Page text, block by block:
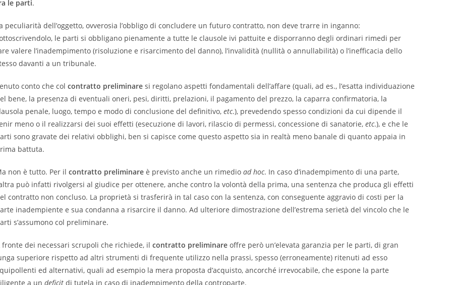
le parti.
peculiarità dell’oggetto, ovverosia l’obbligo di concludere un futuro contratto, non deve trarre in inganno:
le parti si obbligano pienamente a tutte le clausole ivi pattuite e disporranno degli ordinari rimedi per
valere l’inadempimento (risoluzione e risarcimento del danno), l’invalidità (nullità o annullabilità) o l’inefficacia dello
davanti a un tribunale.
conto che col contratto preliminare si regolano aspetti fondamentali dell’affare (quali, ad es., l’esatta individuazione
bene, la presenza di eventuali oneri, pesi, diritti, prelazioni, il pagamento del prezzo, la caparra confirmatoria, la
penale, luogo, tempo e modo di conclusione del definitivo, etc.), prevedendo spesso condizioni da cui dipende il
meno o il realizzarsi dei suoi effetti (esecuzione di lavori, rilascio di permessi, concessione di sanatorie, etc.), e che le
sono gravate dei relativi obblighi, ben si capisce come questo aspetto sia in realtà meno banale di quanto appaia in
battuta.
non è tutto. Per il contratto preliminare è previsto anche un rimedio ad hoc. In caso d’inadempimento di una parte,
può infatti rivolgersi al giudice per ottenere, anche contro la volontà della prima, una sentenza che produca gli effetti
contratto non concluso. La proprietà si trasferirà in tal caso con la sentenza, con conseguente aggravio di costi per la
inadempiente e sua condanna a risarcire il danno. Ad ulteriore dimostrazione dell’estrema serietà del vincolo che le
s’assumono col preliminare.
fronte dei necessari scrupoli che richiede, il contratto preliminare offre però un’elevata garanzia per le parti, di gran
superiore rispetto ad altri strumenti di frequente utilizzo nella prassi, spesso (erroneamente) ritenuti ad esso
ed alternativi, quali ad esempio la mera proposta d’acquisto, ancorché irrevocabile, che espone la parte
a un deficit di tutela in caso di inadempimento della controparte.